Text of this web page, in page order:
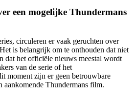
een mogelijke Thundermans
circuleren er vaak geruchten over
is belangrijk om te onthouden dat niet
dat het officiële nieuws meestal wordt
van de serie of het
moment zijn er geen betrouwbare
aankomende Thundermans film.